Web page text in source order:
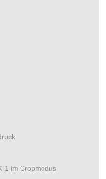
1 im Cropmodus